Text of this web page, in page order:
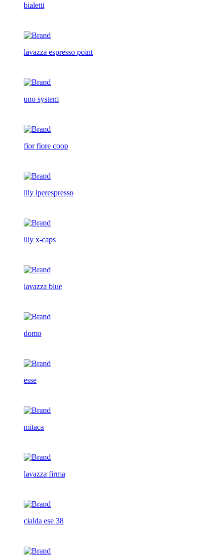
bialetti
lavazza espresso point
uno system
fior fiore coop
illy iperespresso
illy x-caps
lavazza blue
domo
esse
mitaca
lavazza firma
cialda ese 38